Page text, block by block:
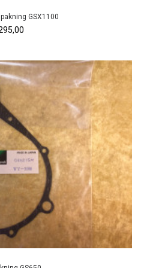
GSX1100